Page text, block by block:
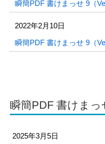
瞬簡PDF 書けまっせ 9（
2022年2月10日
瞬簡PDF 書けまっせ 9（
瞬簡PDF 書けまっ
2025年3月5日